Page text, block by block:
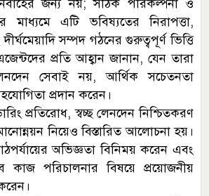
জন্য নয়; সঠিক পরিকল্পনা ও
মাধ্যমে এটি ভবিষ্যতের নিরাপত্তা,
সম্পদ গঠনের গুরুত্বপূর্ণ ভিত্তি
প্রতি আহ্বান জানান, যেন তারা
সেবাই নয়, আর্থিক সচেতনতা
প্রদান করেন।
প্রতিরোধ, স্বচ্ছ লেনদেন নিশ্চিতকরণ
নিয়েও বিস্তারিত আলোচনা হয়।
অভিজ্ঞতা বিনিময় করেন এবং
কাজ পরিচালনার বিষয়ে প্রয়োজনীয়